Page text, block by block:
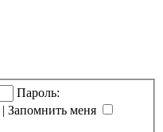
Пароль:
| Запомнить меня